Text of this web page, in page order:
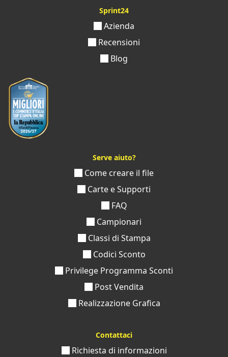
Sprint24
Azienda
Recensioni
Blog
Serve aiuto?
Come creare il file
Carte e Supporti
FAQ
Campionari
Classi di Stampa
Codici Sconto
Privilege Programma Sconti
Post Vendita
Realizzazione Grafica
Contattaci
Richiesta di informazioni